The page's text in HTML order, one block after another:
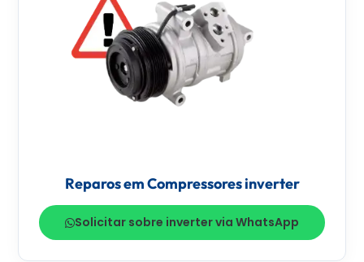
Reparos em Compressores inverter
Solicitar sobre inverter via WhatsApp